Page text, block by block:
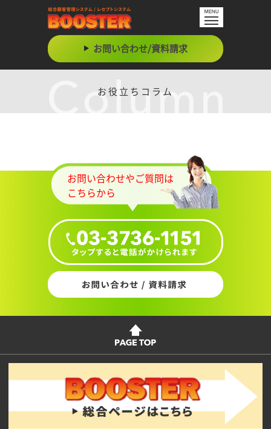
お問い合わせ/資料請求
お役立ちコラム
お問い合わせやご質問は
こちらから